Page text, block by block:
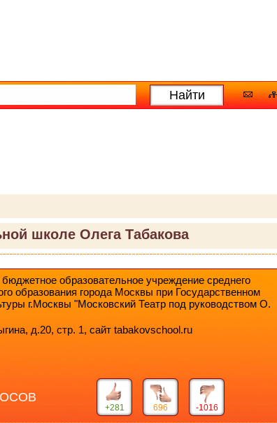
школе Олега Табакова
бюджетное образовательное учреждение среднего
образования города Москвы при Государственном
г.Москвы "Московский Театр под руководством О.
д.20, стр. 1, сайт tabakovschool.ru
+281 696 -1016